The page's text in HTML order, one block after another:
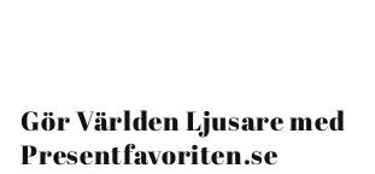
Gör Världen Ljusare med
Presentfavoriten.se